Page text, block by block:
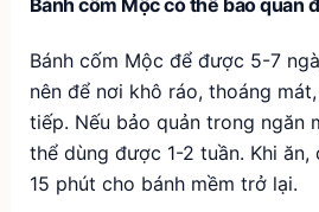
Bánh cốm Mộc để được 5-7
nên để nơi khô ráo, thoáng
tiếp. Nếu bảo quản trong ngăn
thể dùng được 1-2 tuần. Khi ăn,
15 phút cho bánh mềm trở lại.